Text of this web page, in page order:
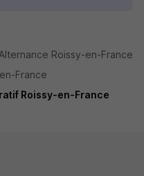
Alternance Roissy-en-France
France
Roissy-en-France